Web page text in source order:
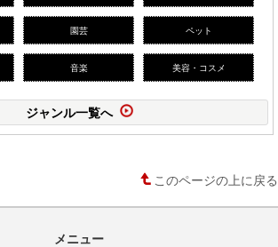
園芸 ペット
音楽 美容・コスメ
ジャンル一覧へ
このページの上に戻る
メニュー